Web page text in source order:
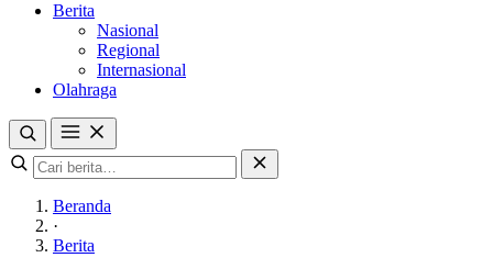
Berita
Nasional
Regional
Internasional
Olahraga
Beranda
·
Berita